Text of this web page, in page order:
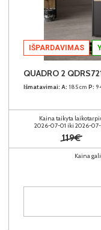
IŠPARDAVIMAS
QUADRO 2
Išmatavimai: A: 185cm P:
Kaina taikyta
2026-07-01 iki 2026-
119€
Kaina